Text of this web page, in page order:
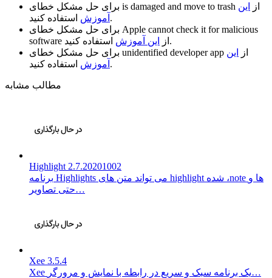
is damaged and move to trash از
این
آموزش استفاده کنید.
Apple cannot check it for malicious
software
از این آموزش
استفاده کنید.
unidentified developer app از
این
آموزش استفاده کنید.
مطالب مشابه
Highlight 2.7.20201002
برنامه Highlights می تواند متن های highlight شده ،‌note ها و
حتی تصاویر…
Xee 3.5.4
Xee یک برنامه سبک و سریع در رابطه با نمایش و مرورگر…